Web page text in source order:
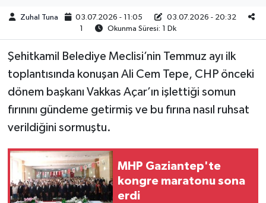
Zuhal Tuna 03.07.2026 - 11:05
03.07.2026 - 20:32
1
Okunma Süresi: 1 Dk
Şehitkamil Belediye Meclisi’nin Temmuz ayı ilk
toplantısında konuşan Ali Cem Tepe, CHP önceki
dönem başkanı Vakkas Açar’ın işlettiği somun
fırınını gündeme getirmiş ve bu fırına nasıl ruhsat
verildiğini sormuştu.
MHP Gaziantep'te
kongre maratonu sona
erdi
Türkiye
Video Haber
Yaşam
Yeme-İçme